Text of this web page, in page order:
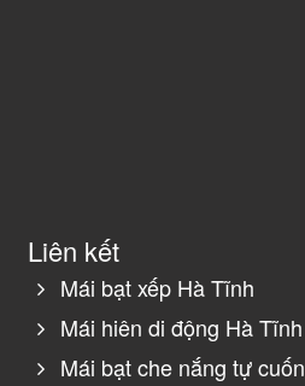
Liên kết
Mái bạt xếp Hà Tĩnh
Mái hiên di động Hà Tĩnh
Mái bạt che nắng tự cuốn